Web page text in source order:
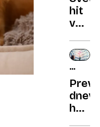
hit
v
187
dolga
KAJ
NAS
ČAKA?